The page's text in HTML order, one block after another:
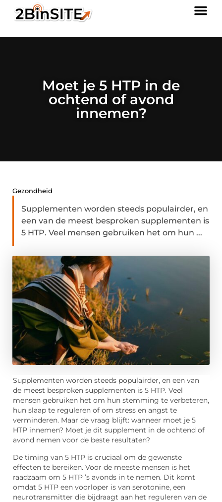
Moet je 5 HTP in de
ochtend of avond
innemen?
Gezondheid
Supplementen worden steeds populairder, en
een van de meest besproken supplementen is
5 HTP. Veel mensen gebruiken het om hun ...
Supplementen worden steeds populairder, en een van
de meest besproken supplementen is 5 HTP. Veel
mensen gebruiken het om hun stemming te verbeteren,
hun slaap te reguleren of om stress en angst te
verminderen. Maar de vraag blijft: wanneer moet je 5
HTP innemen? Moet je dit supplement in de ochtend of
avond nemen voor de beste resultaten?
De timing van 5 HTP is cruciaal om de gewenste
effecten te bereiken. Voor de meeste mensen is het
raadzaam om 5 HTP ’s avonds in te nemen. Dit komt
omdat 5 HTP een voorloper is van serotonine, een
neurotransmitter die bijdraagt aan het reguleren van de